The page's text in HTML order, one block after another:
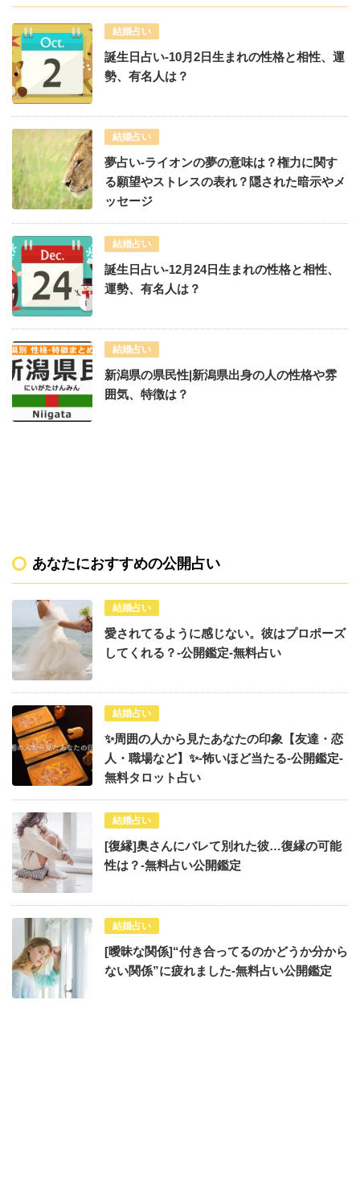
結婚占い
誕生日占い-10月2日生まれの性格と相性、運
勢、有名人は？
結婚占い
夢占い-ライオンの夢の意味は？権力に関す
る願望やストレスの表れ？隠された暗示やメ
ッセージ
結婚占い
誕生日占い-12月24日生まれの性格と相性、
運勢、有名人は？
結婚占い
新潟県の県民性|新潟県出身の人の性格や雰
囲気、特徴は？
あなたにおすすめの公開占い
結婚占い
愛されてるように感じない。彼はプロポーズ
してくれる？-公開鑑定-無料占い
結婚占い
✨周囲の人から見たあなたの印象【友達・恋
人・職場など】✨-怖いほど当たる-公開鑑定-
無料タロット占い
結婚占い
[復縁]奥さんにバレて別れた彼…復縁の可能
性は？-無料占い公開鑑定
結婚占い
[曖昧な関係]“付き合ってるのかどうか分から
ない関係”に疲れました-無料占い公開鑑定